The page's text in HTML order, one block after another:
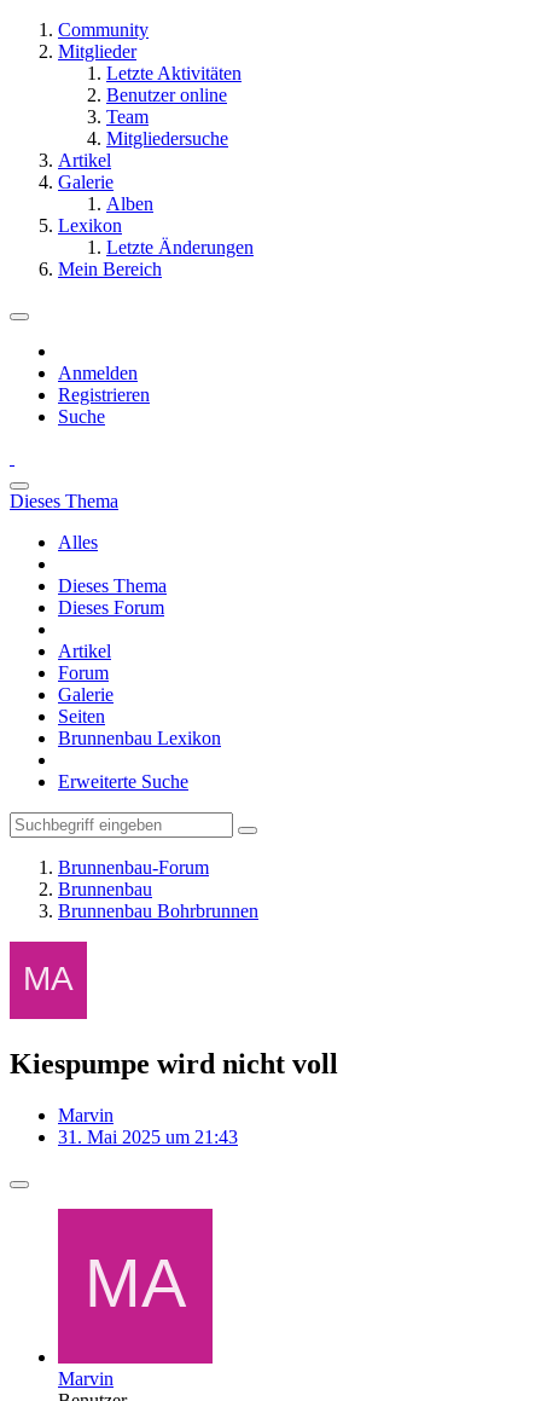
Community
Mitglieder
Letzte Aktivitäten
Benutzer online
Team
Mitgliedersuche
Artikel
Galerie
Alben
Lexikon
Letzte Änderungen
Mein Bereich
Anmelden
Registrieren
Suche
Dieses Thema
Alles
Dieses Thema
Dieses Forum
Artikel
Forum
Galerie
Seiten
Brunnenbau Lexikon
Erweiterte Suche
Brunnenbau-Forum
Brunnenbau
Brunnenbau Bohrbrunnen
Kiespumpe wird nicht voll
Marvin
31. Mai 2025 um 21:43
Marvin